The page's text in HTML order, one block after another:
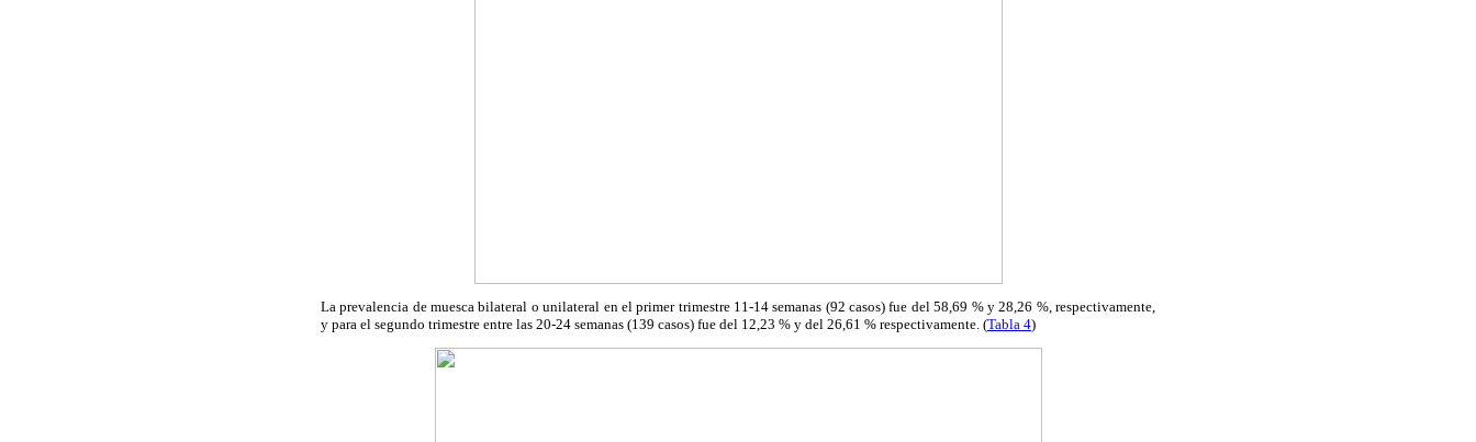
La prevalencia de muesca bilateral o unilateral en el primer trimestre 11-14 semanas (92 casos) fue del 58,69 % y 28,26 %, respectivamente,
y para el segundo trimestre entre las 20-24 semanas (139 casos) fue del 12,23 % y del 26,61 % respectivamente. (Tabla 4)